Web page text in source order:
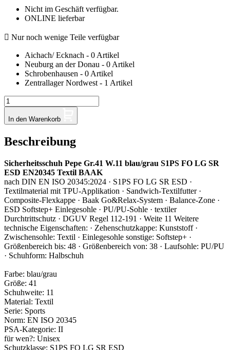
Nicht im Geschäft verfügbar.
ONLINE lieferbar
 Nur noch wenige Teile verfügbar
Aichach/ Ecknach - 0 Artikel
Neuburg an der Donau - 0 Artikel
Schrobenhausen - 0 Artikel
Zentrallager Nordwest - 1 Artikel
In den Warenkorb
Beschreibung
Sicherheitsschuh Pepe Gr.41 W.11 blau/grau S1PS FO LG SR
ESD EN20345 Textil BAAK
nach DIN EN ISO 20345:2024 · S1PS FO LG SR ESD ·
Textilmaterial mit TPU-Applikation · Sandwich-Textilfutter ·
Composite-Flexkappe · Baak Go&Relax-System · Balance-Zone ·
ESD Softstep+ Einlegesohle · PU/PU-Sohle · textiler
Durchtrittschutz · DGUV Regel 112-191 · Weite 11 Weitere
technische Eigenschaften: · Zehenschutzkappe: Kunststoff ·
Zwischensohle: Textil · Einlegesohle sonstige: Softstep+ ·
Größenbereich bis: 48 · Größenbereich von: 38 · Laufsohle: PU/PU
· Schuhform: Halbschuh
Farbe: blau/grau
Größe: 41
Schuhweite: 11
Material: Textil
Serie: Sports
Norm: EN ISO 20345
PSA-Kategorie: II
für wen?: Unisex
Schutzklasse: S1PS FO LG SR ESD